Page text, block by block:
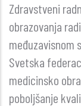
Zdravstveni
obrazovanja
međuzavisnom
Svetska
medicinsko
poboljšanje